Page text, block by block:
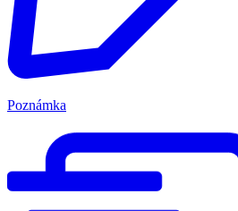
Poznámka